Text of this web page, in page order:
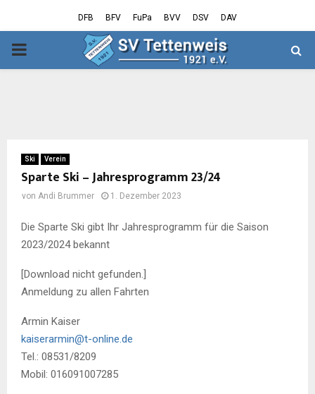
DFB BFV FuPa BVV DSV DAV
PRIMARY
Ski Verein
Sparte Ski – Jahresprogramm 23/24
von Andi Brummer 1. Dezember 2023
Die Sparte Ski gibt Ihr Jahresprogramm für die Saison
2023/2024 bekannt
[Download nicht gefunden.]
Anmeldung zu allen Fahrten
Armin Kaiser
kaiserarmin@t-online.de
Tel.: 08531/8209
Mobil: 016091007285